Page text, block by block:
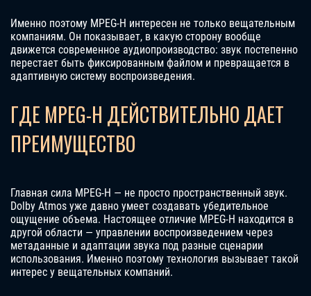
Именно поэтому MPEG-H интересен не только вещательным
компаниям. Он показывает, в какую сторону вообще
движется современное аудиопроизводство: звук постепенно
перестает быть фиксированным файлом и превращается в
адаптивную систему воспроизведения.
ГДЕ MPEG-H ДЕЙСТВИТЕЛЬНО ДАЕТ
ПРЕИМУЩЕСТВО
Главная сила MPEG-H — не просто пространственный звук.
Dolby Atmos уже давно умеет создавать убедительное
ощущение объема. Настоящее отличие MPEG-H находится в
другой области — управлении воспроизведением через
метаданные и адаптации звука под разные сценарии
использования. Именно поэтому технология вызывает такой
интерес у вещательных компаний.